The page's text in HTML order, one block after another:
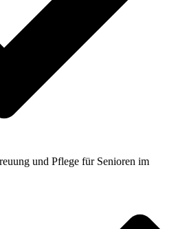
und Pflege für Senioren im